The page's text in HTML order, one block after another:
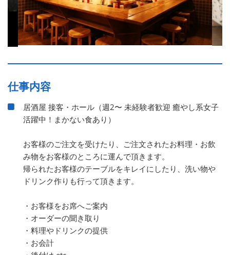
仕事内容
居酒屋 接客・ホール（週2〜 未経験者歓迎 癒やし系女子
活躍中！まかない食あり）
お客様のご注文を受けたり、ご注文されたお料理・お飲
み物をお客様のところに運んで頂きます。
帰られたお客様のテーブルをキレイにしたり、洗い物や
ドリンク作りも行って頂きます。
・お客様をお席へご案内
・オーダーの聞き取り
・料理やドリンクの提供
・お会計